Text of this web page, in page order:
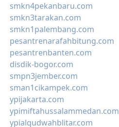
smkn4pekanbaru.com
smkn3tarakan.com
smkn1palembang.com
pesantrenarafahbitung.com
pesantrenbanten.com
disdik-bogor.com
smpn3jember.com
sman1cikampek.com
ypijakarta.com
ypimiftahussalammedan.com
ypialqudwahblitar.com